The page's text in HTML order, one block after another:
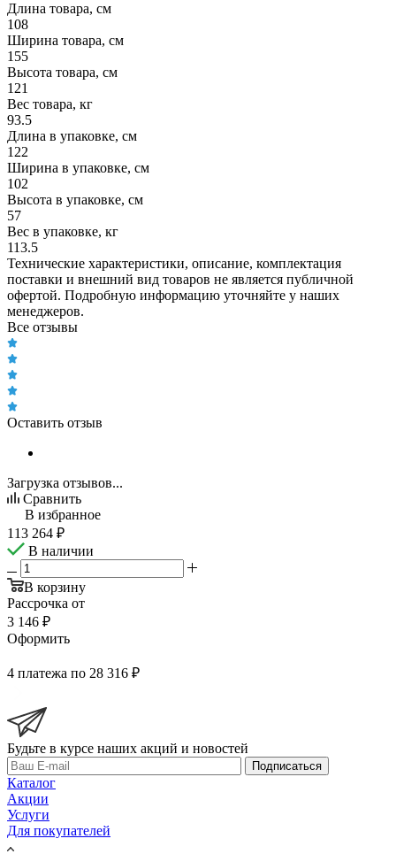
Длина товара, см
108
Ширина товара, см
155
Высота товара, см
121
Вес товара, кг
93.5
Длина в упаковке, см
122
Ширина в упаковке, см
102
Высота в упаковке, см
57
Вес в упаковке, кг
113.5
Технические характеристики, описание, комплектация
поставки и внешний вид товаров не является публичной
офертой. Подробную информацию уточняйте у наших
менеджеров.
Все отзывы
Оставить отзыв
Загрузка отзывов...
Сравнить
В избранное
113 264 ₽
В наличии
В корзину
Рассрочка от
3 146 ₽
Оформить
4 платежа по 28 316 ₽
Будьте в курсе наших акций и новостей
Подписаться
Каталог
Акции
Услуги
Для покупателей